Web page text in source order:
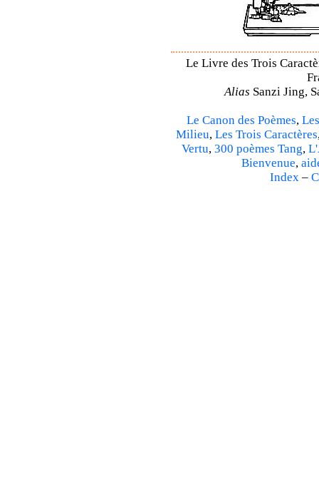
Le Livre des Trois
Alias Sanzi Jing,
Le Canon des Poèmes,
Milieu, Les Trois Caractères
Vertu, 300 poèmes Tang,
Bienvenue,
Index–